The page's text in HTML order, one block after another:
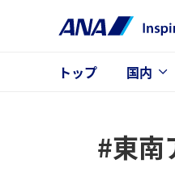
トップ 国内
#東南